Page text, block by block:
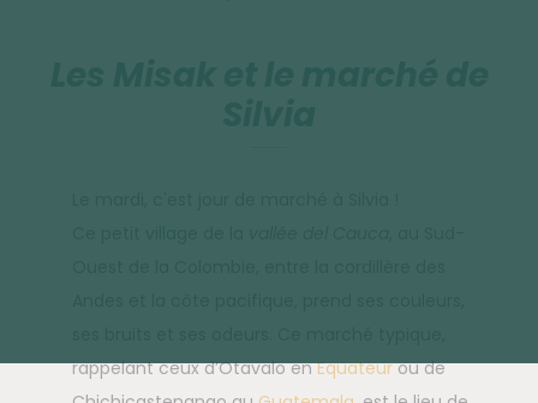
rappelant ceux d’Otavalo enEquateurou de